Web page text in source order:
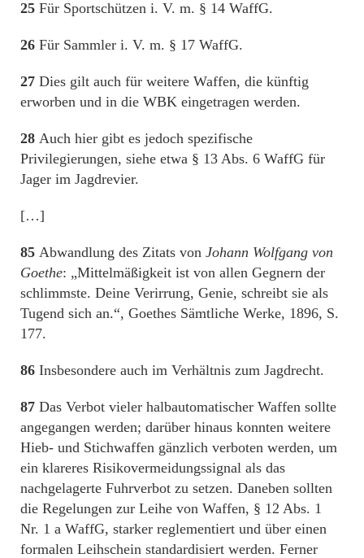
25 Für Sportschützen i. V. m. § 14 WaffG.
26 Für Sammler i. V. m. § 17 WaffG.
27 Dies gilt auch für weitere Waffen, die künftig
erworben und in die WBK eingetragen werden.
28 Auch hier gibt es jedoch spezifische
Privilegierungen, siehe etwa § 13 Abs. 6 WaffG für
Jager im Jagdrevier.
[…]
85 Abwandlung des Zitats von Johann Wolfgang von
Goethe: „Mittelmäßigkeit ist von allen Gegnern der
schlimmste. Deine Verirrung, Genie, schreibt sie als
Tugend sich an.“, Goethes Sämtliche Werke, 1896, S.
177.
86 Insbesondere auch im Verhältnis zum Jagdrecht.
87 Das Verbot vieler halbautomatischer Waffen sollte
angegangen werden; darüber hinaus konnten weitere
Hieb- und Stichwaffen gänzlich verboten werden, um
ein klareres Risikovermeidungssignal als das
nachgelagerte Fuhrverbot zu setzen. Daneben sollten
die Regelungen zur Leihe von Waffen, § 12 Abs. 1
Nr. 1 a WaffG, starker reglementiert und über einen
formalen Leihschein standardisiert werden. Ferner